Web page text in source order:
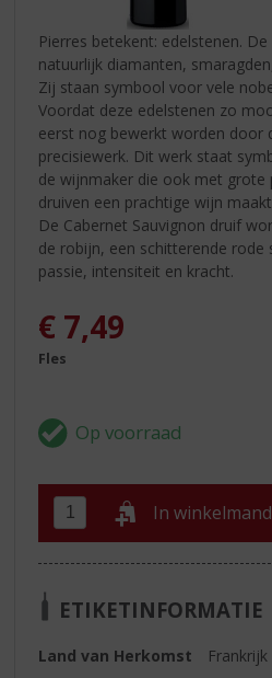
Pierres betekent: edelstenen.
natuurlijk diamanten,
Zij staan symbool voor vele
Voordat deze edelstenen zo
eerst nog bewerkt worden door
precisiewerk. Dit werk staat
de wijnmaker die ook met grote
druiven een prachtige wijn
De Cabernet Sauvignon druif
de robijn, een schitterende
passie, intensiteit en kracht.
€ 7,49
Fles
In winkelmand
ETIKETINFORMATIE
Land van Herkomst
Frankrijk